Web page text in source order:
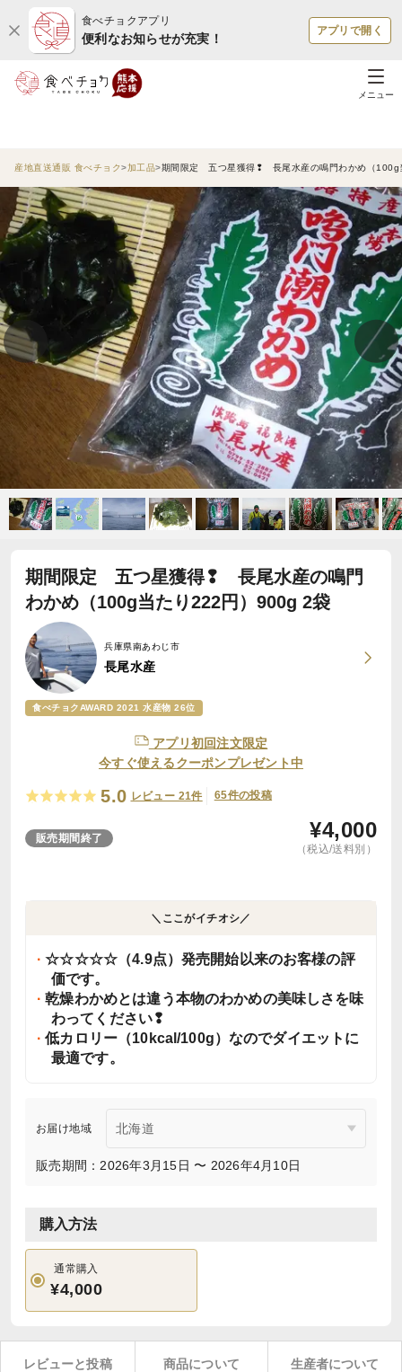
食べチョクアプリ
便利なお知らせが充実！
アプリで開く
メニュー
産地直送通販 食べチョク 加工品 期間限定 五つ星獲得❢ 長尾水産の鳴門わかめ（100g
期間限定 五つ星獲得❢ 長尾水産の鳴門
わかめ（100g当たり222円）900g 2袋
兵庫県南あわじ市
長尾水産
食べチョクAWARD 2021 水産物 26位
アプリ初回注文限定
今すぐ使えるクーポンプレゼント中
5.0 レビュー 21件 65件の投稿
販売期間終了 ¥4,000
（税込/送料別）
＼ここがイチオシ／
☆☆☆☆☆（4.9点）発売開始以来のお客様の評
価です。
乾燥わかめとは違う本物のわかめの美味しさを味
わってください❢
低カロリー（10kcal/100g）なのでダイエットに
最適です。
お届け地域
販売期間：2026年3月15日 〜 2026年4月10日
購入方法
通常購入
¥4,000
レビューと投稿 商品について 生産者について